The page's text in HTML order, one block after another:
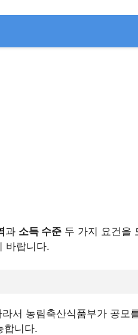
과 소득 수준 두 가지 요건을
바랍니다.
서 농림축산식품부가 공모
합니다.